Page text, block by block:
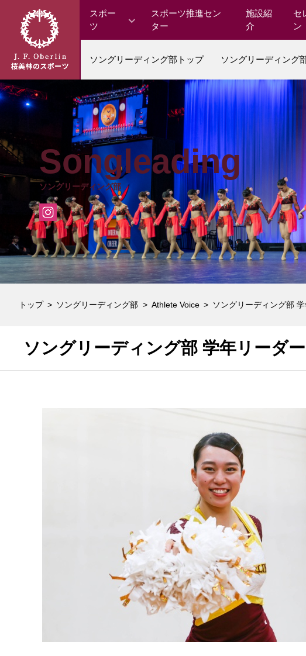
スポー
ツ
スポーツ推進セン
ター
施設紹
介
セ
ン
ソングリーディング部トップ ソングリーディング
Songleading
ソングリーディング部
トップ ソングリーディング部 Athlete Voice ソングリーディング部
ソングリーディング部 学年リーダ